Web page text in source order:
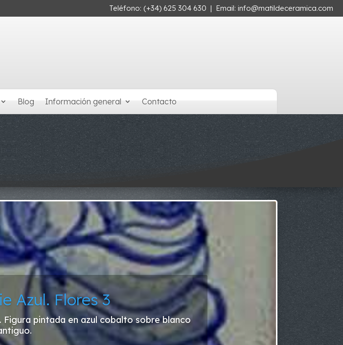
Teléfono: (+34) 625 304 630 | Email: info@matildeceramica.com
Blog Información general Contacto
Azul. Flores 3
Figura pintada en azul cobalto sobre blanco